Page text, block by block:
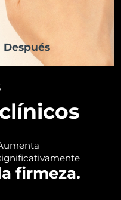
Después
firmeza.
Entrega prevista
Entrega prevista8/11/26
Entrega prevista
Entrega prevista8/8/26